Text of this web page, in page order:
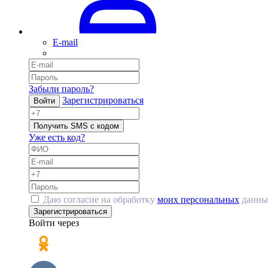
E-mail
Забыли пароль?
Войти Зарегистрироваться
Получить SMS с кодом
Уже есть код?
Даю согласие на обработку моих персональных
Зарегистрироваться
Войти через